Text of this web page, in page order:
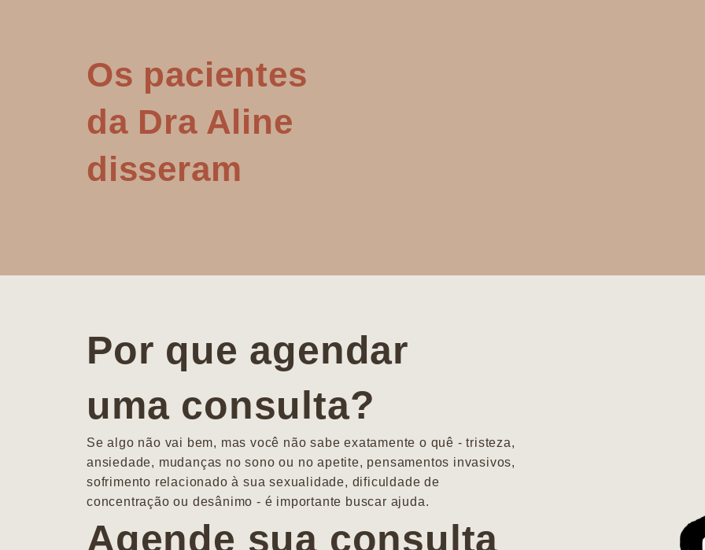
Os pacientes
da Dra Aline
disseram
Por que agendar
uma consulta?
Se algo não vai bem, mas você não sabe exatamente o quê - tristeza,
ansiedade, mudanças no sono ou no apetite, pensamentos invasivos,
sofrimento relacionado à sua sexualidade, dificuldade de
concentração ou desânimo - é importante buscar ajuda.
Agende sua consulta